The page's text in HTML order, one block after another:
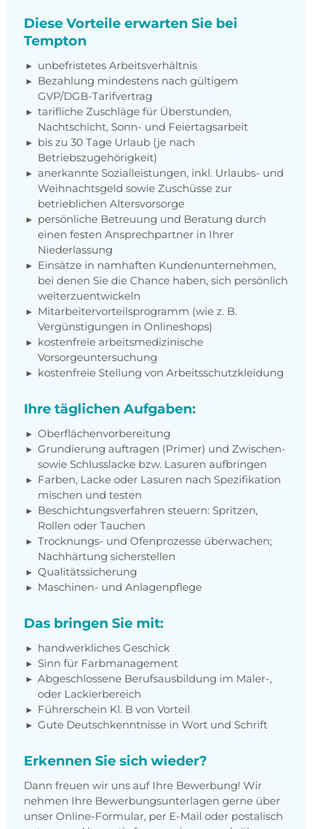
Diese Vorteile erwarten Sie bei
Tempton
unbefristetes Arbeitsverhältnis
Bezahlung mindestens nach gültigem
GVP/DGB-Tarifvertrag
tarifliche Zuschläge für Überstunden,
Nachtschicht, Sonn- und Feiertagsarbeit
bis zu 30 Tage Urlaub (je nach
Betriebszugehörigkeit)
anerkannte Sozialleistungen, inkl. Urlaubs- und
Weihnachtsgeld sowie Zuschüsse zur
betrieblichen Altersvorsorge
persönliche Betreuung und Beratung durch
einen festen Ansprechpartner in Ihrer
Niederlassung
Einsätze in namhaften Kundenunternehmen,
bei denen Sie die Chance haben, sich persönlich
weiterzuentwickeln
Mitarbeitervorteilsprogramm (wie z. B.
Vergünstigungen in Onlineshops)
kostenfreie arbeitsmedizinische
Vorsorgeuntersuchung
kostenfreie Stellung von Arbeitsschutzkleidung
Ihre täglichen Aufgaben:
Oberflächenvorbereitung
Grundierung auftragen (Primer) und Zwischen-
sowie Schlusslacke bzw. Lasuren aufbringen
Farben, Lacke oder Lasuren nach Spezifikation
mischen und testen
Beschichtungsverfahren steuern: Spritzen,
Rollen oder Tauchen
Trocknungs- und Ofenprozesse überwachen;
Nachhärtung sicherstellen
Qualitätssicherung
Maschinen- und Anlagenpflege
Das bringen Sie mit:
handwerkliches Geschick
Sinn für Farbmanagement
Abgeschlossene Berufsausbildung im Maler-,
oder Lackierbereich
Führerschein Kl. B von Vorteil
Gute Deutschkenntnisse in Wort und Schrift
Erkennen Sie sich wieder?
Dann freuen wir uns auf Ihre Bewerbung! Wir
nehmen Ihre Bewerbungsunterlagen gerne über
unser Online-Formular, per E-Mail oder postalisch